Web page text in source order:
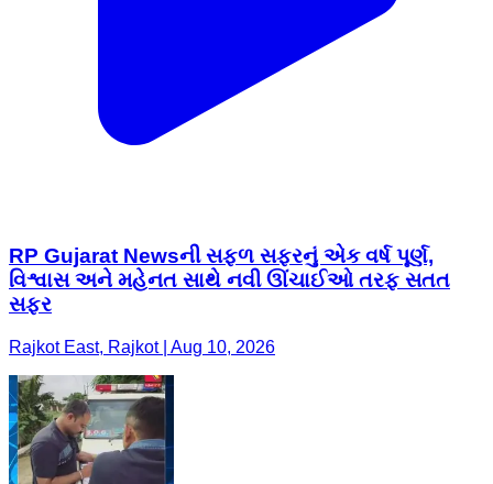
RP Gujarat Newsની સફળ સફરનું એક વર્ષ પૂર્ણ,
વિશ્વાસ અને મહેનત સાથે નવી ઊંચાઈઓ તરફ સતત
સફર
Rajkot East, Rajkot | Aug 10, 2026